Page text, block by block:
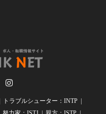
トラブルシューター：INTP